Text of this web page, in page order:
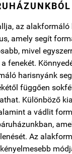
az alakformáló
amely segít
mivel
fenekét.
harisnyánk
függően
Különböző
a vádlit
Az